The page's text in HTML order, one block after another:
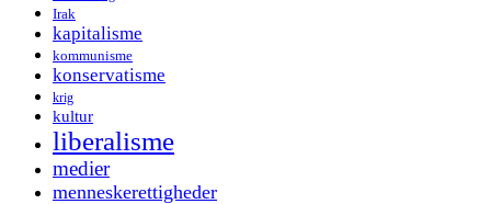
Irak
kapitalisme
kommunisme
konservatisme
krig
kultur
liberalisme
medier
menneskerettigheder